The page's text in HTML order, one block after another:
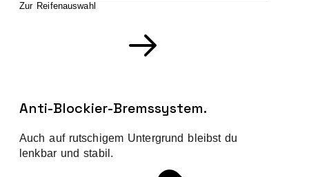
Zur Reifenauswahl
Anti-Blockier-Bremssystem.
Auch auf rutschigem Untergrund bleibst du
lenkbar und stabil.